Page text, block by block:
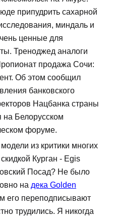
припудрить сахарной
миндаль и
ценные для
Треноджед аналоги
продажа Сочи:
Об этом сообщил
банковского
Нацбанка страны
на Белорусском
форуме.
из критики многих
Курган - Egis
Посад? Не было
на дека Golden
его переподписывают
трудились. Я никогда